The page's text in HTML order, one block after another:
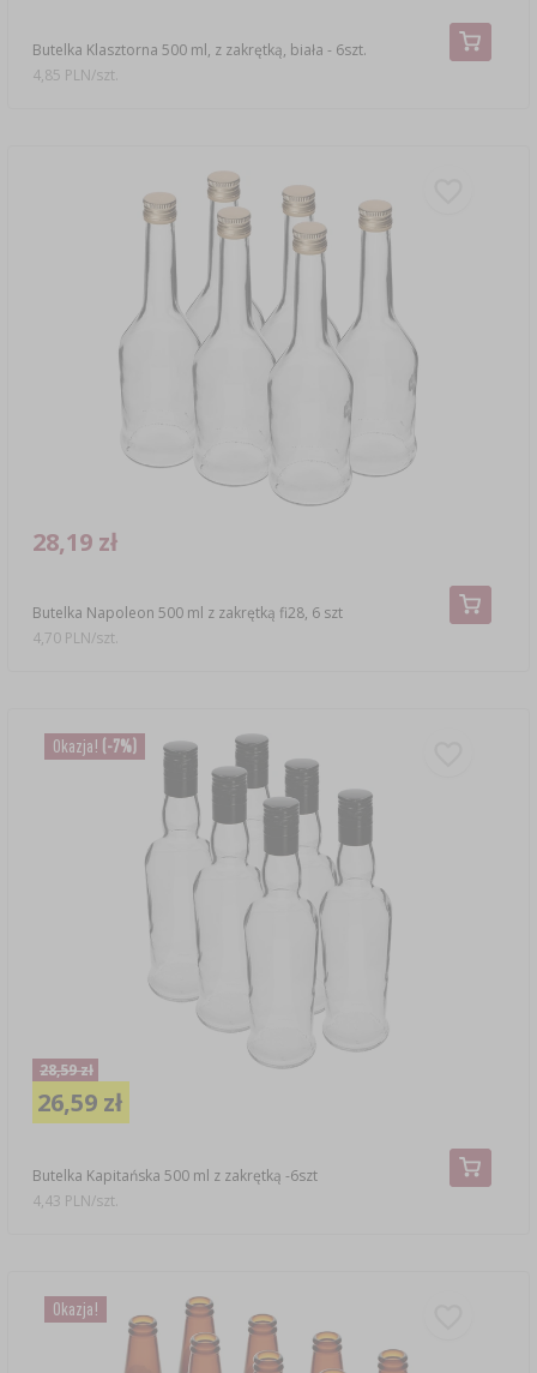
Butelka Klasztorna 500 ml, z zakrętką, biała - 6szt.
4,85 PLN/szt.
Butelka Napoleon 500 ml z zakrętką fi28, 6 szt
28,19 zł
4,70 PLN/szt.
Okazja! (-7%)
Butelka Kapitańska 500 ml z zakrętką -6szt
28,59 zł
26,59 zł
4,43 PLN/szt.
Okazja!